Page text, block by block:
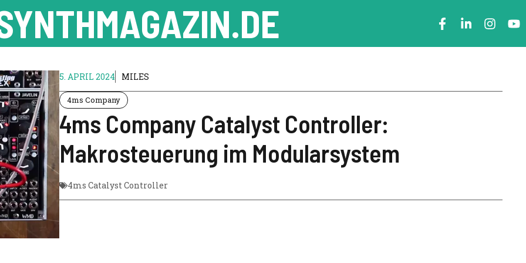
5. APRIL 2024 MILES
4ms Company
4ms Company Catalyst Controller:
Makrosteuerung im Modularsystem
4ms Catalyst Controller